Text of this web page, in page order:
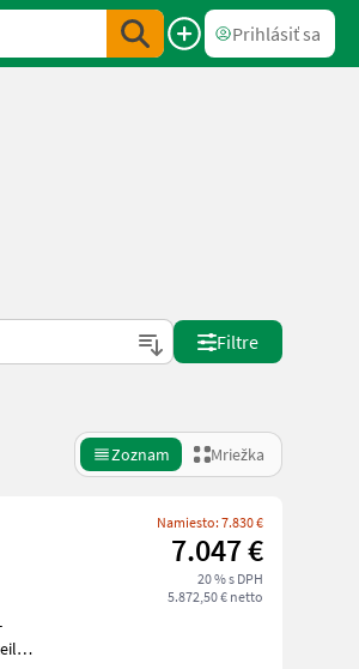
Prihlásiť sa
Filtre
Zoznam Mriežka
Namiesto: 7.830 €
7.047 €
20 % s DPH
5.872,50 € netto